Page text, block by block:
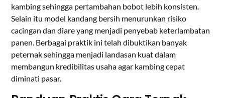
kambing sehingga pertambahan bobot lebih konsisten.
Selain itu model kandang bersih menurunkan risiko
cacingan dan diare yang menjadi penyebab keterlambatan
panen. Berbagai praktik ini telah dibuktikan banyak
peternak sehingga menjadi landasan kuat dalam
membangun kredibilitas usaha agar kambing cepat
diminati pasar.